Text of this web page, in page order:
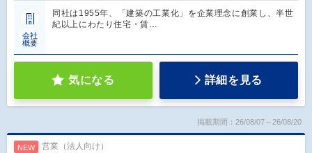
会社
概要
同社は1955年、「建築の工業化」を企業理念に創業し、半世
紀以上にわたり住宅・賃…
気になる 詳細を見る
掲載期間：26/08/07～26/08/20
NEW 営業（法人向け）